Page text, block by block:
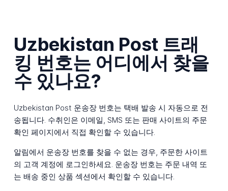
Uzbekistan Post 트래
킹 번호는 어디에서 찾을
수 있나요?
Uzbekistan Post 운송장 번호는 택배 발송 시 자동으로 전
송됩니다. 수취인은 이메일, SMS 또는 판매 사이트의 주문
확인 페이지에서 직접 확인할 수 있습니다.
알림에서 운송장 번호를 찾을 수 없는 경우, 주문한 사이트
의 고객 계정에 로그인하세요. 운송장 번호는 주문 내역 또
는 배송 중인 상품 섹션에서 확인할 수 있습니다.